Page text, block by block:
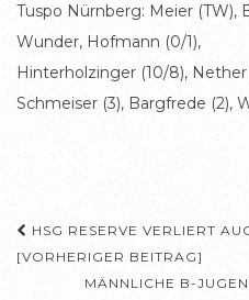
Tuspo Nürnberg: Meier (TW),
Wunder, Hofmann (0/1),
Hinterholzinger (10/8), Nether
Schmeiser (3), Bargfrede (2),
HSG RESERVE VERLIERT
[VORHERIGER BEITRAG]
MÄNNLICHE B-